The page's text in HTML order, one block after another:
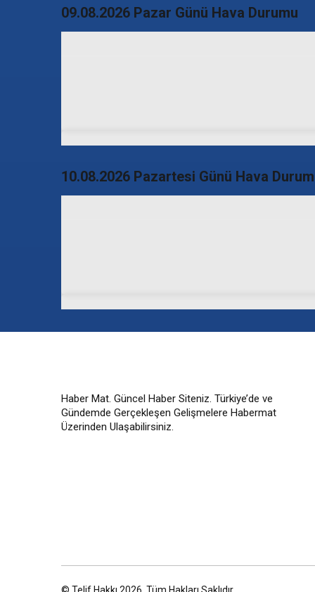
09.08.2026 Pazar Günü Hava Durumu
10.08.2026 Pazartesi Günü Hava
Haber Mat. Güncel Haber Siteniz. Türkiye’de ve
Gündemde Gerçekleşen Gelişmelere Habermat
Üzerinden Ulaşabilirsiniz.